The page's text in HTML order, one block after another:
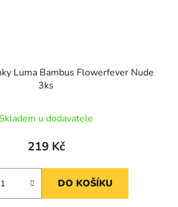
Luma Bambus Flowerfever Nude
3ks
u dodavatele
219 Kč
DO KOŠÍKU